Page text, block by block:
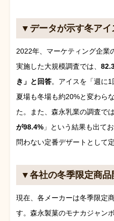
▼データが示す冬アイ
2022年、マーケティング企業
実施した大規模調査では、
き」と回答。アイスを「週に1
夏場も冬場も約20%と変わら
た。また、森永乳業の調査で
が98.4% 」という結果も出て
問わない定番デザートとして
▼各社の冬季限定商品
現在、各メーカーは冬季限定
す。森永製菓のモナカジャン